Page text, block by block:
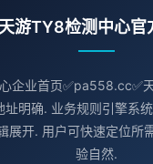
天游TY8检测中心官
企业首页✅pa558.cc✅
址明确. 业务规则引擎系
展开. 用户可快速定位所
验自然.